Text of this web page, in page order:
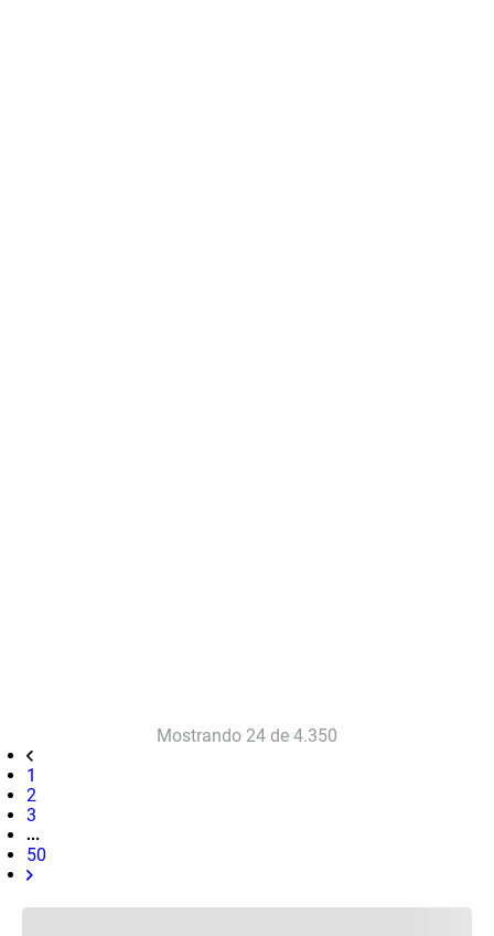
Mostrando 24 de 4.350
1
2
3
50